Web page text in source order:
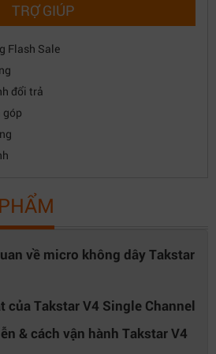
TRỢ GIÚP
Flash Sale
đổi trả
góp
về micro không dây Takstar
của Takstar V4 Single Channel
& cách vận hành Takstar V4